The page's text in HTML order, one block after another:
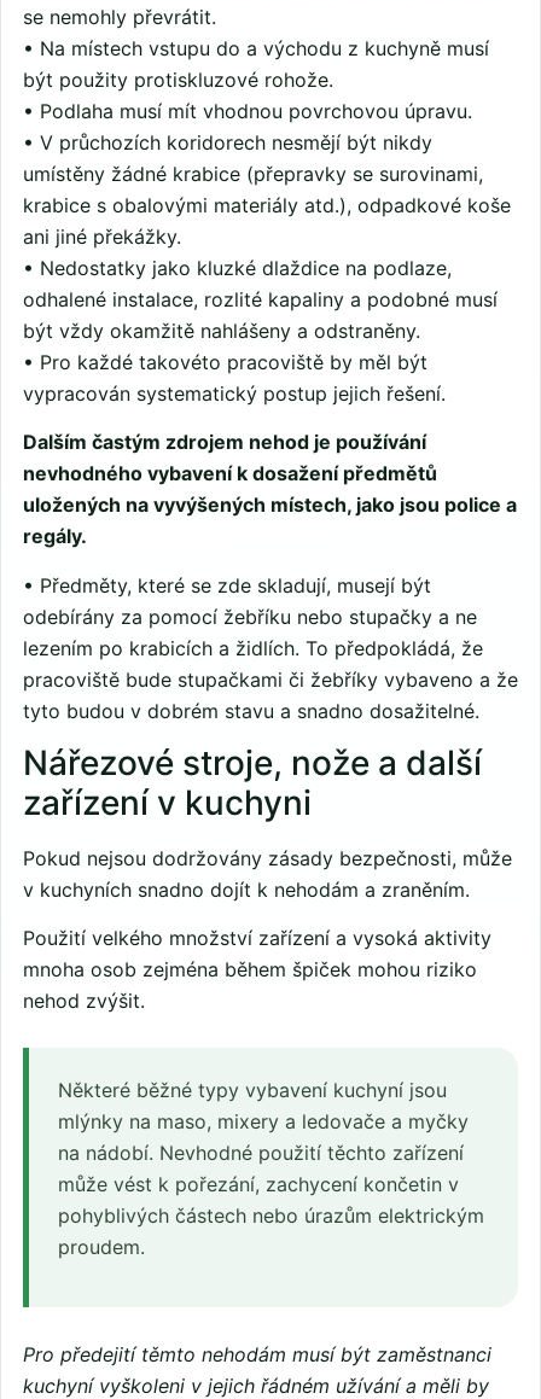
se nemohly převrátit.
• Na místech vstupu do a východu z kuchyně musí
být použity protiskluzové rohože.
• Podlaha musí mít vhodnou povrchovou úpravu.
• V průchozích koridorech nesmějí být nikdy
umístěny žádné krabice (přepravky se surovinami,
krabice s obalovými materiály atd.), odpadkové koše
ani jiné překážky.
• Nedostatky jako kluzké dlaždice na podlaze,
odhalené instalace, rozlité kapaliny a podobné musí
být vždy okamžitě nahlášeny a odstraněny.
• Pro každé takovéto pracoviště by měl být
vypracován systematický postup jejich řešení.
Dalším častým zdrojem nehod je používání
nevhodného vybavení k dosažení předmětů
uložených na vyvýšených místech, jako jsou police a
regály.
• Předměty, které se zde skladují, musejí být
odebírány za pomocí žebříku nebo stupačky a ne
lezením po krabicích a židlích. To předpokládá, že
pracoviště bude stupačkami či žebříky vybaveno a že
tyto budou v dobrém stavu a snadno dosažitelné.
Nářezové stroje, nože a další
zařízení v kuchyni
Pokud nejsou dodržovány zásady bezpečnosti, může
v kuchyních snadno dojít k nehodám a zraněním.
Použití velkého množství zařízení a vysoká aktivity
mnoha osob zejména během špiček mohou riziko
nehod zvýšit.
Některé běžné typy vybavení kuchyní jsou
mlýnky na maso, mixery a ledovače a myčky
na nádobí. Nevhodné použití těchto zařízení
může vést k pořezání, zachycení končetin v
pohyblivých částech nebo úrazům elektrickým
proudem.
Pro předejití těmto nehodám musí být zaměstnanci
kuchyní vyškoleni v jejich řádném užívání a měli by